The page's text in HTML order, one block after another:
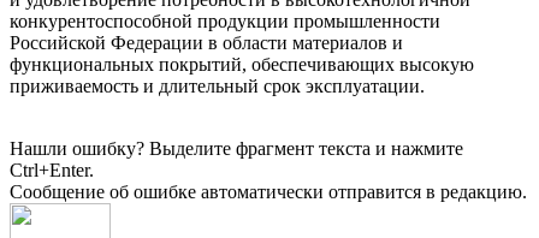
конкурентоспособной продукции промышленности
Российской Федерации в области материалов и
функциональных покрытий, обеспечивающих высокую
приживаемость и длительный срок эксплуатации.
Нашли ошибку? Выделите фрагмент текста и нажмите
Ctrl+Enter.
Сообщение об ошибке автоматически отправится в редакцию.